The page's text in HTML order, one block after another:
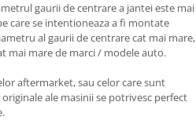
gaurii de centrare a jantei este mai
care se intentioneaza a fi montate
al gaurii de centrare cat mai mare,
mai mare de marci / modele auto.
aftermarket, sau celor care sunt
ale masinii se potrivesc perfect